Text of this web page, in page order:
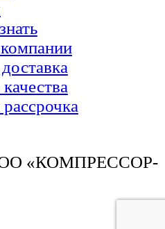
«КОМПРЕССОР-